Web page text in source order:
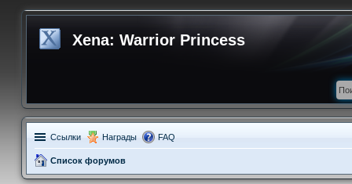
Xena: Warrior Princess
Ссылки Награды FAQ
Список форумов